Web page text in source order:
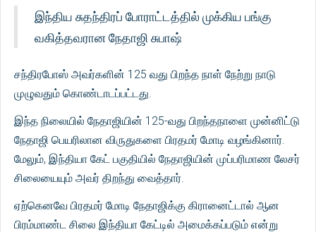
இந்திய சுதந்திரப் போராட்டத்தில் முக்கிய பங்கு
வகித்தவரான நேதாஜி சுபாஷ்
சந்திரபோஸ் அவர்களின் 125 வது பிறந்த நாள் நேற்று நாடு
முழுவதும் கொண்டாடப்பட்டது.
இந்த நிலையில் நேதாஜியின் 125-வது பிறந்தநாளை முன்னிட்டு
நேதாஜி பெயரிலான விருதுகளை பிரதமர் மோடி வழங்கினார்.
மேலும், இந்தியா கேட் பகுதியில் நேதாஜியின் முப்பரிமாண லேசர்
சிலையையும் அவர் திறந்து வைத்தார்.
ஏற்கெனவே பிரதமர் மோடி நேதாஜிக்கு கிரானைட்டால் ஆன
பிரம்மாண்ட சிலை இந்தியா கேட்டில் அமைக்கப்படும் என்று